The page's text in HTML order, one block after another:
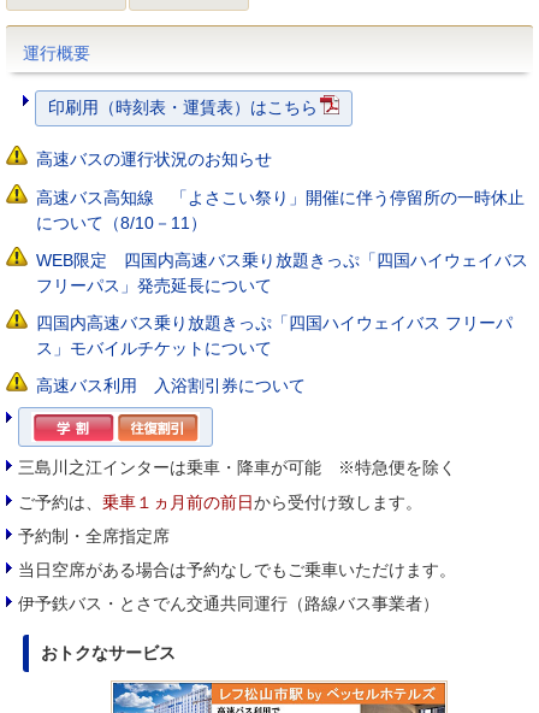
運行概要
印刷用（時刻表・運賃表）はこちら
高速バスの運行状況のお知らせ
高速バス高知線 「よさこい祭り」開催に伴う停留所の一時休止
について（8/10－11）
WEB限定 四国内高速バス乗り放題きっぷ「四国ハイウェイバス
フリーパス」発売延長について
四国内高速バス乗り放題きっぷ「四国ハイウェイバス フリーパ
ス」モバイルチケットについて
高速バス利用 入浴割引券について
三島川之江インターは乗車・降車が可能 ※特急便を除く
ご予約は、 乗車１ヵ月前の前日から受付け致します。
予約制・全席指定席
当日空席がある場合は予約なしでもご乗車いただけます。
伊予鉄バス・とさでん交通共同運行（路線バス事業者）
おトクなサービス